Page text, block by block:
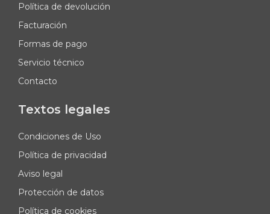
Política de devolución
Facturación
Formas de pago
Servicio técnico
Contacto
Textos legales
Condiciones de Uso
Política de privacidad
Aviso legal
Protección de datos
Política de cookies